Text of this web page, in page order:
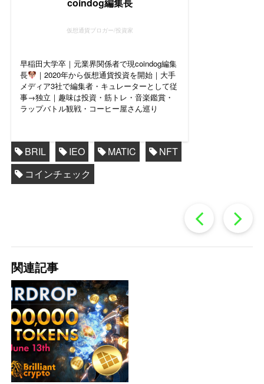
仮想通貨ブロガー/投資家
早稲田大学卒｜元業界関係者で現coindog編集
長
｜2020年から仮想通貨投資を開始｜大手
メディア3社で編集者・キュレーターとして従
事→独立｜趣味は投資・筋トレ・音楽鑑賞・
ラップバトル観戦・コーヒー屋さん巡り
BRIL IEO MATIC
NFT
コインチェック
過
去
関連記事